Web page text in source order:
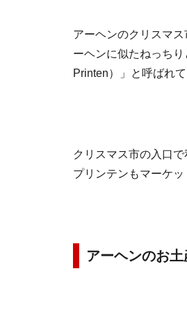
アーヘンのクリスマ
ーヘンに似たねっち
Printen）」と呼ばれて
クリスマス市の入口
プリンテンもマーケッ
アーヘンのお